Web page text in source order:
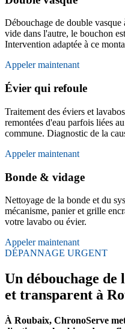
Débouchage de double
vide dans l'autre, le bouchon
Intervention adaptée à ce
Appeler maintenant
Évier qui refoule
Traitement des éviers et
remontées d'eau parfois liées
commune. Diagnostic de la
Appeler maintenant
Bonde & vidage
Nettoyage de la bonde et du
mécanisme, panier et grille
votre lavabo ou évier.
Appeler maintenant
DÉPANNAGE URGENT
Un débouchage
et transparent à
À Roubaix, ChronoServe